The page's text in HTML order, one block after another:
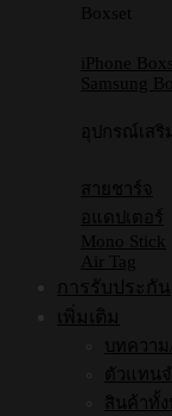
Boxset
iPhone
Samsung
อุปกรณ์เสริ
สายชาร์จ
อแดปเตอร์
Mono Stick
Air Tag
การรับประกัน
เพิ่มเติม
บทความ
ตัวแทน
สินค้าทั้